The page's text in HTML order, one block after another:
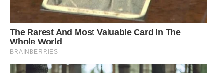
А з 14 липня починаються вступні екзамени та творчі
конкурси. Для випускників 9-х класів треба буде здати
українську мову і ще один предмет на розсуд
навчального закладу. Випускникам 11-х класів зарахують
результати ЗНО.
Рейтинговий список вступників до навчального закладу